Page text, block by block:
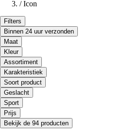
/ Icon
Filters
Binnen 24 uur verzonden
Maat
Kleur
Assortiment
Karakteristiek
Soort product
Geslacht
Sport
Prijs
Bekijk de 94 producten